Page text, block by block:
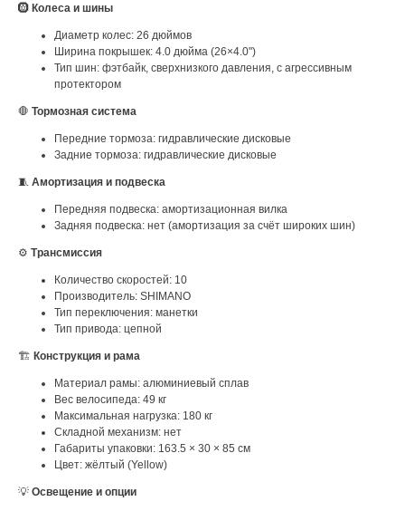
🛞 Колеса и шины
Диаметр колес: 26 дюймов
Ширина покрышек: 4.0 дюйма (26×4.0")
Тип шин: фэтбайк, сверхнизкого давления, с агрессивным
протектором
🛑 Тормозная система
Передние тормоза: гидравлические дисковые
Задние тормоза: гидравлические дисковые
🧵 Амортизация и подвеска
Передняя подвеска: амортизационная вилка
Задняя подвеска: нет (амортизация за счёт широких шин)
⚙️ Трансмиссия
Количество скоростей: 10
Производитель: SHIMANO
Тип переключения: манетки
Тип привода: цепной
🏗 Конструкция и рама
Материал рамы: алюминиевый сплав
Вес велосипеда: 49 кг
Максимальная нагрузка: 180 кг
Складной механизм: нет
Габариты упаковки: 163.5 × 30 × 85 см
Цвет: жёлтый (Yellow)
💡 Освещение и опции